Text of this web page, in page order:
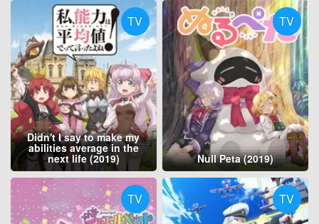
TV
Didn't I say to make my
abilities average in the
next life (2019)
TV
Null Peta (2019)
TV TV